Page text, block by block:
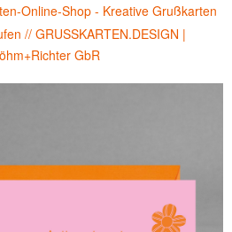
Online-Shop - Kreative Grußkarten
// GRUSSKARTEN.DESIGN |
GbR